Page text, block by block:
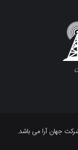
جهان آرا می باشد.